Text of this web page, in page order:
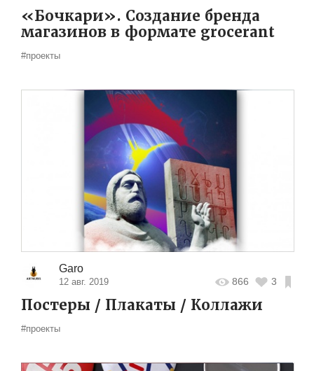
«Бочкари». Создание бренда
магазинов в формате grocerant
#проекты
Garo
12 авг. 2019 866 3
Постеры / Плакаты / Коллажи
#проекты